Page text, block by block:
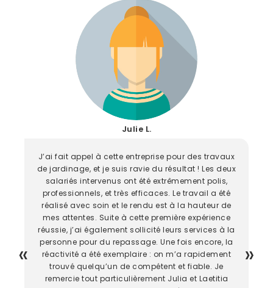
Julie L.
J’ai fait appel à cette entreprise pour des travaux
de jardinage, et je suis ravie du résultat ! Les deux
salariés intervenus ont été extrêmement polis,
professionnels, et très efficaces. Le travail a été
réalisé avec soin et le rendu est à la hauteur de
mes attentes. Suite à cette première expérience
réussie, j’ai également sollicité leurs services à la
personne pour du repassage. Une fois encore, la
réactivité a été exemplaire : on m’a rapidement
trouvé quelqu’un de compétent et fiable. Je
remercie tout particulièrement Julia et Laetitia